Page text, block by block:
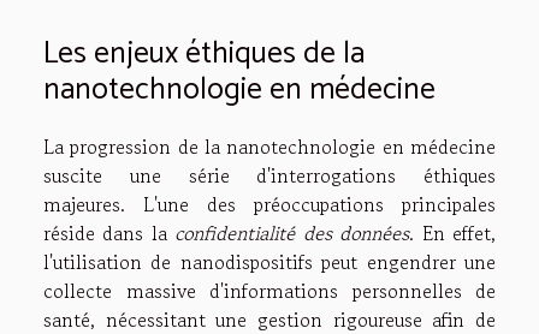
Les enjeux éthiques de la
nanotechnologie en médecine
La progression de la nanotechnologie en médecine
suscite une série d'interrogations éthiques
majeures. L'une des préoccupations principales
réside dans la confidentialité des données. En effet,
l'utilisation de nanodispositifs peut engendrer une
collecte massive d'informations personnelles de
santé, nécessitant une gestion rigoureuse afin de